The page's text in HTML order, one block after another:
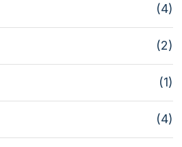
(4)
(2)
(1)
(4)